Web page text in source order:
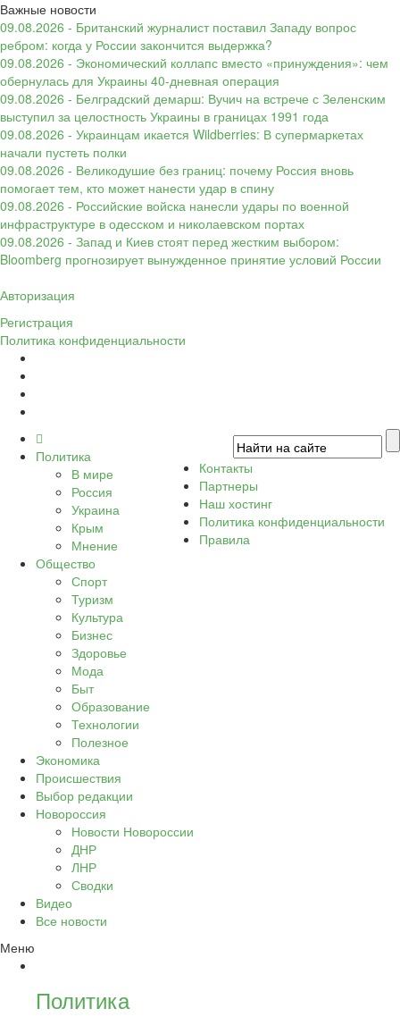
Важные новости
09.08.2026 - Британский журналист поставил Западу вопрос
ребром: когда у России закончится выдержка?
09.08.2026 - Экономический коллапс вместо «принуждения»: чем
обернулась для Украины 40-дневная операция
09.08.2026 - Белградский демарш: Вучич на встрече с Зеленским
выступил за целостность Украины в границах 1991 года
09.08.2026 - Украинцам икается Wildberries: В супермаркетах
начали пустеть полки
09.08.2026 - Великодушие без границ: почему Россия вновь
помогает тем, кто может нанести удар в спину
09.08.2026 - Российские войска нанесли удары по военной
инфраструктуре в одесском и николаевском портах
09.08.2026 - Запад и Киев стоят перед жестким выбором:
Bloomberg прогнозирует вынужденное принятие условий России
Авторизация
Регистрация
Политика конфиденциальности
Политика
В мире
Россия
Украина
Крым
Мнение
Общество
Спорт
Туризм
Культура
Бизнес
Здоровье
Мода
Быт
Образование
Технологии
Полезное
Экономика
Происшествия
Выбор редакции
Новороссия
Новости Новороссии
ДНР
ЛНР
Сводки
Видео
Все новости
Меню
Политика
Контакты
Партнеры
Наш хостинг
Политика конфиденциальности
Правила